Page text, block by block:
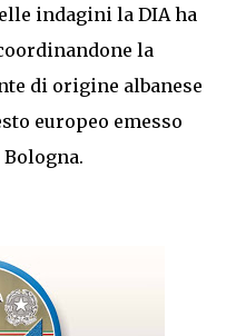
indagini la DIA ha
la
di origine albanese
europeo emesso